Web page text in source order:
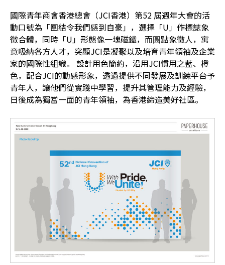
國際青年商會香港總會（JCI香港）第52 屆週年大會的活
動口號為「團結令我們感到自豪」，選擇「U」作標誌象
徵合體，同時「U」形態像一塊磁鐵，而圓點象徵人，寓
意吸納各方人才，突顯JCI是凝聚以及培育青年領袖及企業
家的國際性組織。 設計用色簡約，沿用JCI慣用之藍、橙
色，配合JCI的動感形象，透過提供不同發展及訓練平台予
青年人，讓他們從實踐中學習，提升其管理能力及經驗，
日後成為獨當一面的青年領袖，為香港締造美好社區。